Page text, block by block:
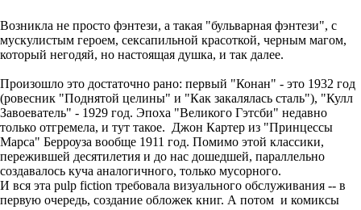
Возникла не просто фэнтези, а такая "бульварная фэнтези", с
мускулистым героем, сексапильной красоткой, черным магом,
который негодяй, но настоящая душка, и так далее.
Произошло это достаточно рано: первый "Конан" - это 1932 год
(ровесник "Поднятой целины" и "Как закалялась сталь"), "Кулл
Завоеватель" - 1929 год. Эпоха "Великого Гэтсби" недавно
только отгремела, и тут такое. Джон Картер из "Принцессы
Марса" Берроуза вообще 1911 год. Помимо этой классики,
пережившей десятилетия и до нас дошедшей, параллельно
создавалось куча аналогичного, только мусорного.
И вся эта pulp fiction требовала визуального обслуживания -- в
первую очередь, создание обложек книг. А потом и комиксы